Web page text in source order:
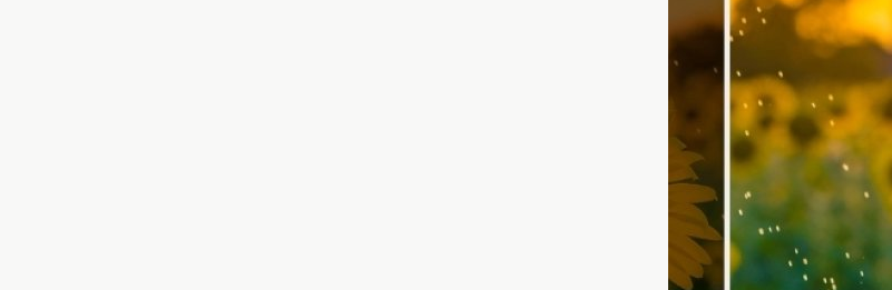
окном — лето! А выходные созданы именно для того, чтобы мы
почувствовали его вкус на полную! Осталось выяснить, какие события
приготовила для нас столица на выходные 14 и 15 августа.
Любимые дни недели, суббота и воскресенье, все ближе. Так давайте
решим, куда пойти в Киеве 14 и 15 августа. Самые интересные мероприятия
Афиша Киева на HOCHU.ua расскажет вам о самых интересных событиях в